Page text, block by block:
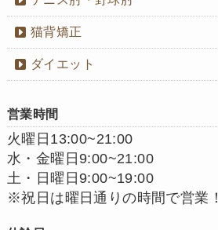
猫背矯正
ダイエット
営業時間
火曜日13:00~21:00
水・金曜日9:00~21:00
土・日曜日9:00~19:00
※祝日は曜日通りの時間で営業！